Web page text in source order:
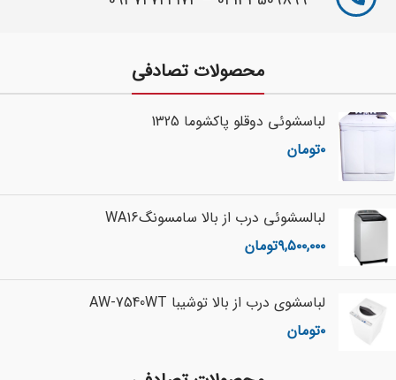
محصولات تصادفی
لباسشوئی دوقلو پاکشوما 1325
۰تومان
لبالسشوئی درب از بالا سامسونگWA16
۹,۵۰۰,۰۰۰تومان
لباسشوي درب از بالا توشيبا AW-7540WT
۰تومان